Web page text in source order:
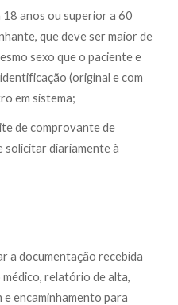
anos ou superior a 60
que deve ser maior de
sexo que o paciente e
(original e com
em sistema;
de comprovante de
solicitar diariamente à
a documentação recebida
relatório de alta,
e encaminhamento para